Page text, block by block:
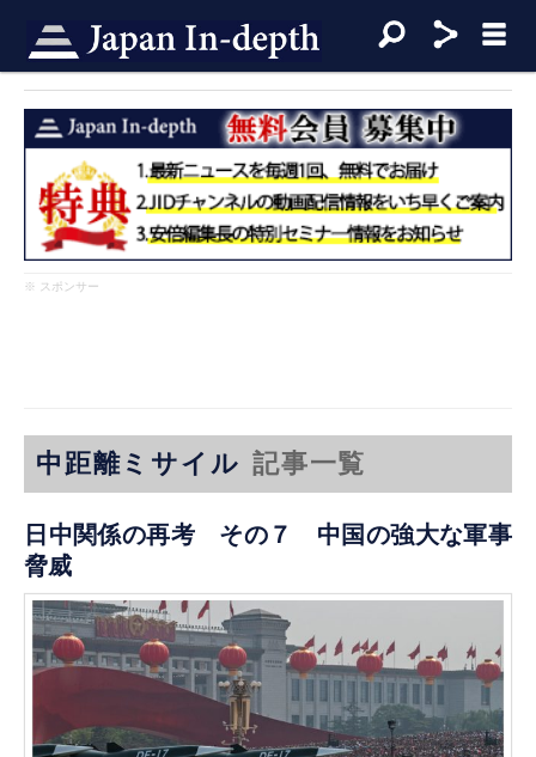
※ スポンサー
中距離ミサイル 記事一覧
日中関係の再考 その７ 中国の強大な軍事
脅威